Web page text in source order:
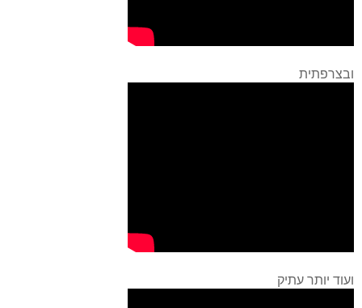
ובצרפתית
ועוד יותר עתיק